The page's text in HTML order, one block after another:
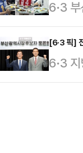
심으
약한
새다.
라는
이
서 추
관 입
6·3
무소
후보
밀착
다.부
[6·3 픽]
6·3
불어